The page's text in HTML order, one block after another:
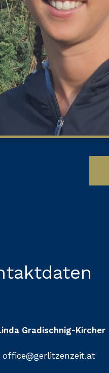
Gradischnig-Kircher
office@gerlitzenzeit.at